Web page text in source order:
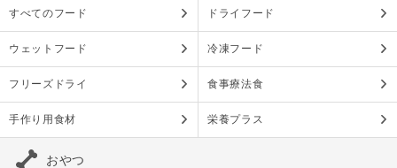
すべてのフード ドライフード
ウェットフード 冷凍フード
フリーズドライ 食事療法食
手作り用食材 栄養プラス
おやつ